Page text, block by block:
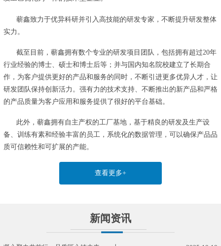
蕲鑫致力于优异科研并引入高技能的研发专家，不断提升研发整体
实力。
截至目前，蕲鑫拥有数个专业的研发项目团队，包括拥有超过20年
行业经验的博士、硕士和博士后等；并与国内知名院校建立了长期合
作，为客户提供更好的产品和服务的同时，不断引进更多优异人才，让
研发团队保持创新活力。强有力的技术支持、不断推出的新产品和严格
的产品质量为客户应用和服务提供了很好的平台基础。
此外，蕲鑫拥有自主产权的工厂基地，基于精良的研发及生产设
备、训练有素和经验丰富的员工，系统化的数据管理，可以确保产品品
质可信赖性和可扩展的产能。
查看更多+
新闻资讯